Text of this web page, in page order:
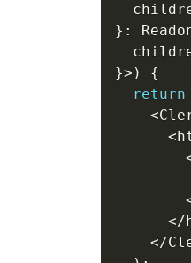
} :
}> )
{
return
<
<
</
</